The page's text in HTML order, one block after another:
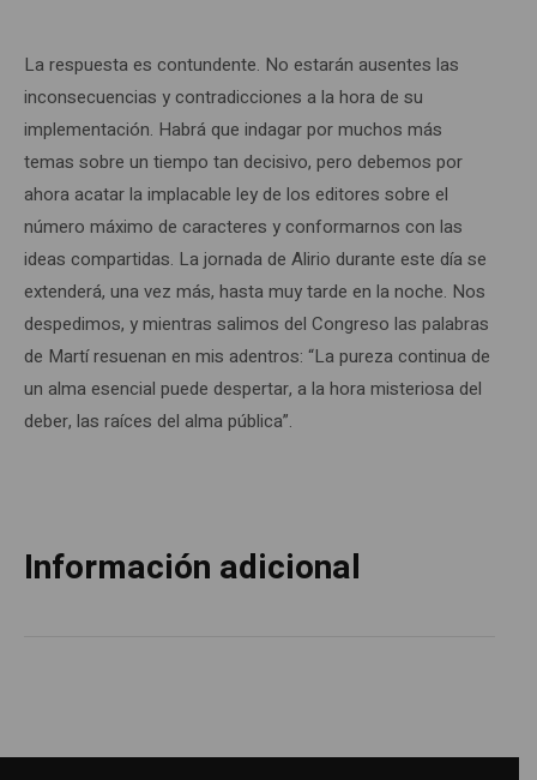
La respuesta es contundente. No estarán ausentes las
inconsecuencias y contradicciones a la hora de su
implementación. Habrá que indagar por muchos más
temas sobre un tiempo tan decisivo, pero debemos por
ahora acatar la implacable ley de los editores sobre el
número máximo de caracteres y conformarnos con las
ideas compartidas. La jornada de Alirio durante este día se
extenderá, una vez más, hasta muy tarde en la noche. Nos
despedimos, y mientras salimos del Congreso las palabras
de Martí resuenan en mis adentros: “La pureza continua de
un alma esencial puede despertar, a la hora misteriosa del
deber, las raíces del alma pública”.
Información adicional